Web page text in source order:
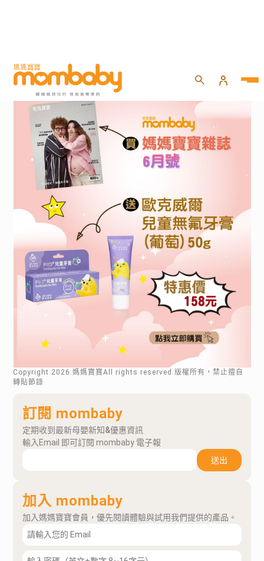
Copyright 2026 .媽媽寶寶All rights reserved.版權所有，禁止擅自
轉貼節錄
訂閱 mombaby
定期收到最新母嬰新知&優惠資訊
輸入Email 即可訂閱 mombaby 電子報
送出
加入 mombaby
加入媽媽寶寶會員，優先閱讀體驗與試用我們提供的產品。